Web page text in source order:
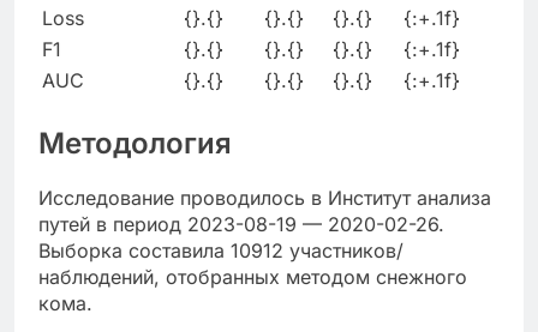
Loss
{}.{} {}.{} {}.{}
{:+.1f}
F1
{}.{} {}.{} {}.{}
{:+.1f}
AUC
{}.{} {}.{} {}.{} {:+.1f}
Методология
Исследование проводилось в Институт анализа
путей в период 2023-08-19 — 2020-02-26.
Выборка составила 10912 участников/
наблюдений, отобранных методом снежного
кома.